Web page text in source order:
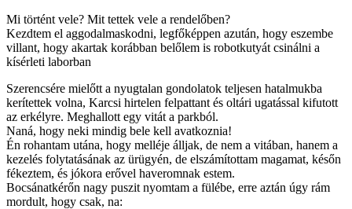
Mi történt vele? Mit tettek vele a rendelőben?
Kezdtem el aggodalmaskodni, legfőképpen azután, hogy eszembe
villant, hogy akartak korábban belőlem is robotkutyát csinálni a
kísérleti laborban
Szerencsére mielőtt a nyugtalan gondolatok teljesen hatalmukba
kerítettek volna, Karcsi hirtelen felpattant és oltári ugatással kifutott
az erkélyre. Meghallott egy vitát a parkból.
Naná, hogy neki mindig bele kell avatkoznia!
Én rohantam utána, hogy melléje álljak, de nem a vitában, hanem a
kezelés folytatásának az ürügyén, de elszámítottam magamat, későn
fékeztem, és jókora erővel haveromnak estem.
Bocsánatkérőn nagy puszit nyomtam a fülébe, erre aztán úgy rám
mordult, hogy csak, na: